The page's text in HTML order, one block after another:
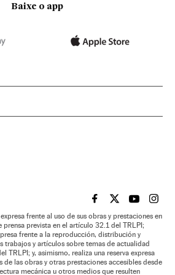
Baixe o app
EL PAÍS BRASIL EN
EL PAÍSEL PAÍS
EL
frente al uso de sus obras y prestaciones en
prensa prevista en el artículo 32.1 del TRLPI;
frente a la reproducción, distribución y
trabajos y artículos sobre temas de actualidad
TRLPI; y, asimismo, realiza una reserva expresa
de las obras y otras prestaciones accesibles desde
mecánica u otros medios que resulten